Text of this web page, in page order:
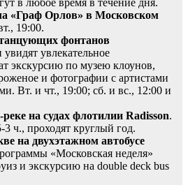
в любое время в течение дня.
«Граф Орлов» в Московском
19:00.
фонтанов
увидят увлекательное
экскурсию по музею клоунов,
и фотографии с артистами
Вт. и чт., 19:00; сб. и вс., 12:00 и
на судах флотилии Radisson.
ч., проходят круглый год.
на двухэтажном автобусе
«Московская неделя»
и экскурсию на double deck bus